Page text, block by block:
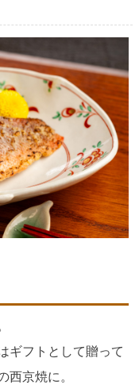
ギフトとして贈って
西京焼に。